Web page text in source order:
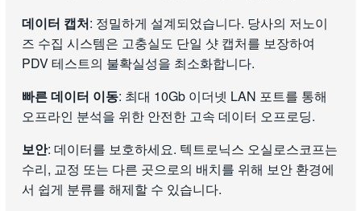
데이터 캡처: 정밀하게 설계되었습니다. 당사의 저노이
즈 수집 시스템은 고충실도 단일 샷 캡처를 보장하여
PDV 테스트의 불확실성을 최소화합니다.
빠른 데이터 이동: 최대 10Gb 이더넷 LAN 포트를 통해
오프라인 분석을 위한 안전한 고속 데이터 오프로딩.
보안: 데이터를 보호하세요. 텍트로닉스 오실로스코프는
수리, 교정 또는 다른 곳으로의 배치를 위해 보안 환경에
서 쉽게 분류를 해제할 수 있습니다.